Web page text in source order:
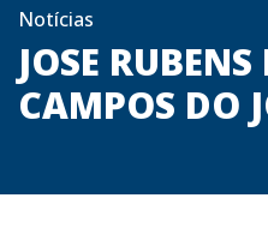
Notícias
JOSE
CAMPOS DO